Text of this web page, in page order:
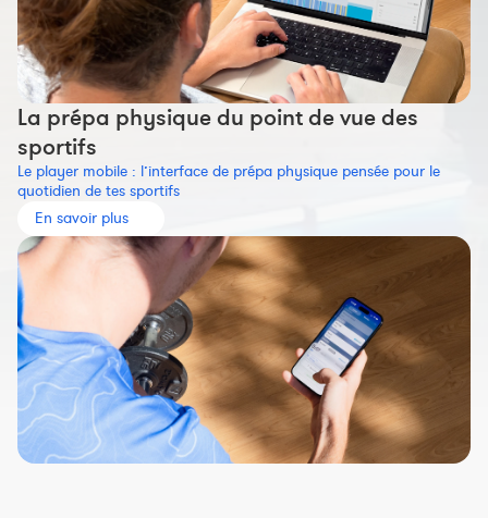
La prépa physique du point de vue des
sportifs
Le player mobile : l’interface de prépa physique pensée pour le
quotidien de tes sportifs
En savoir plus